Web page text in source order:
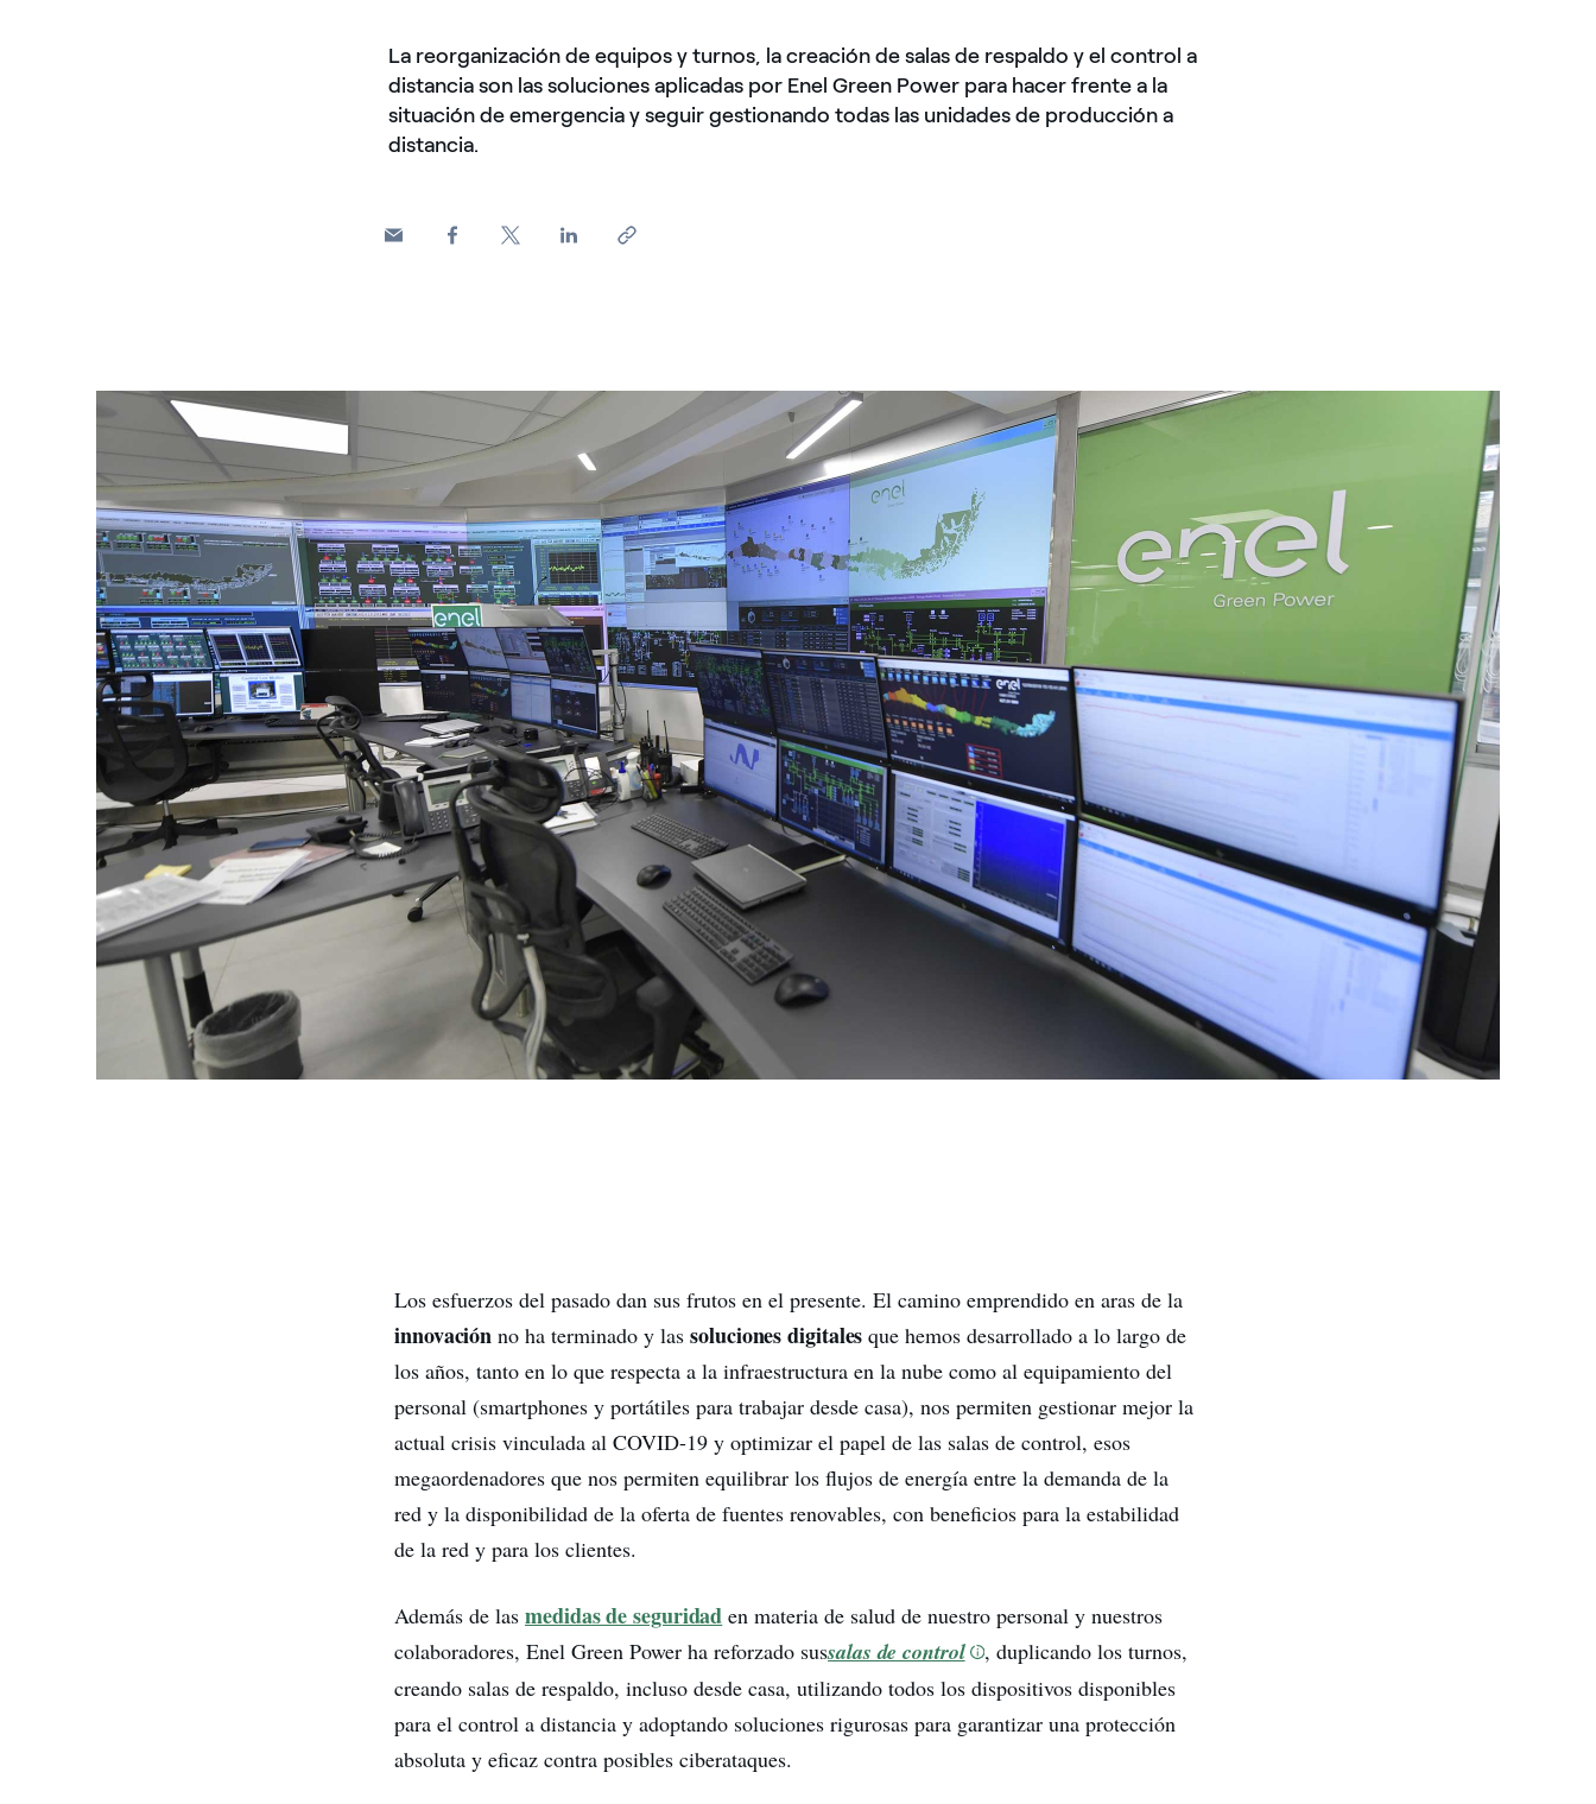
La reorganización de equipos y turnos, la creación de salas de respaldo y el control a
distancia son las soluciones aplicadas por Enel Green Power para hacer frente a la
situación de emergencia y seguir gestionando todas las unidades de producción a
distancia.
Control room
Los esfuerzos del pasado dan sus frutos en el presente. El camino emprendido en aras de la
innovación no ha terminado y lassoluciones digitales que hemos desarrollado a lo largo de
los años, tanto en lo que respecta a la infraestructura en la nube como al equipamiento del
personal (smartphones y portátiles para trabajar desde casa), nos permiten gestionar mejor la
actual crisis vinculada al COVID-19 y optimizar el papel de las salas de control, esos
megaordenadores que nos permiten equilibrar los flujos de energía entre la demanda de la
red y la disponibilidad de la oferta de fuentes renovables, con beneficios para la estabilidad
de la red y para los clientes.
Además de lasmedidas de seguridad en materia de salud de nuestro personal y nuestros
colaboradores, Enel Green Power ha reforzado sussalas de control
, duplicando los turnos,
creando salas de respaldo, incluso desde casa, utilizando todos los dispositivos disponibles
para el control a distancia y adoptando soluciones rigurosas para garantizar una protección
absoluta y eficaz contra posibles ciberataques.